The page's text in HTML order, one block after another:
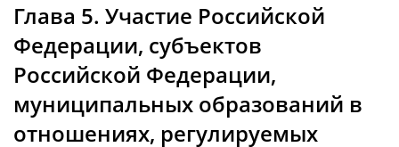
Глава 5. Участие Российской
Федерации, субъектов
Российской Федерации,
муниципальных образований в
отношениях, регулируемых